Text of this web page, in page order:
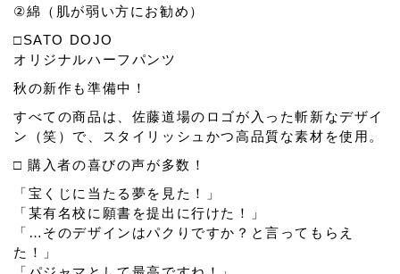
②綿（肌が弱い方にお勧め）
□SATO DOJO
オリジナルハーフパンツ
秋の新作も準備中！
すべての商品は、佐藤道場のロゴが入った斬新なデザイ
ン（笑）で、スタイリッシュかつ高品質な素材を使用。
□ 購入者の喜びの声が多数！
「宝くじに当たる夢を見た！」
「某有名校に願書を提出に行けた！」
「…そのデザインはパクりですか？と言ってもらえ
た！」